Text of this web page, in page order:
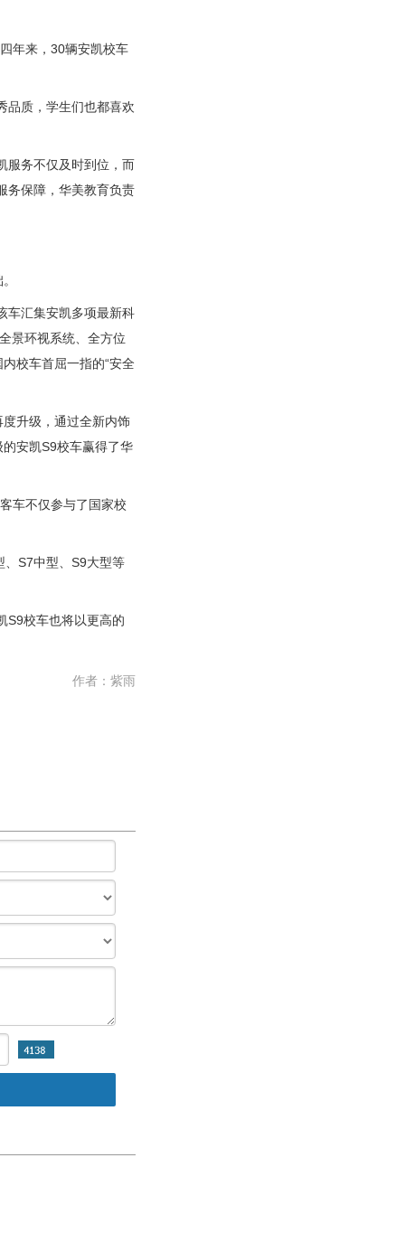
年来，30辆安凯校车
质，学生们也都喜欢
务不仅及时到位，而
务保障，华美教育负责
汇集安凯多项最新科
景环视系统、全方位
校车首屈一指的“安全
升级，通过全新内饰
安凯S9校车赢得了华
车不仅参与了国家校
S7中型、S9大型等
校车也将以更高的
作者： 紫雨